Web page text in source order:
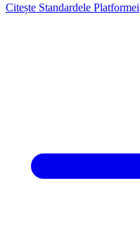
Citește Standardele Platformei